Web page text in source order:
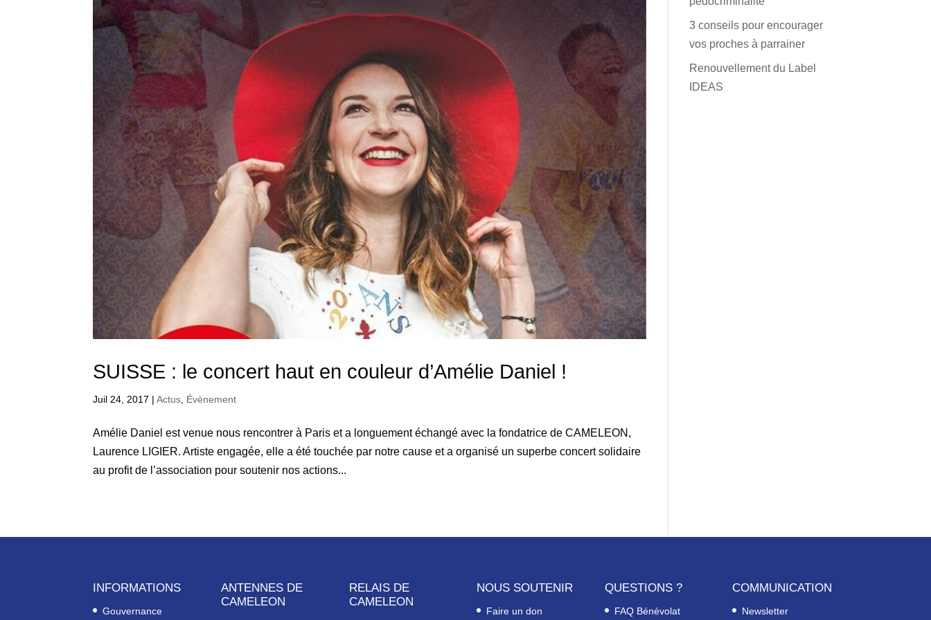
SUISSE : le concert haut en couleur d’Amélie Daniel !
Juil 24, 2017 |Actus Évènement
Amélie Daniel est venue nous rencontrer à Paris et a longuement échangé avec la fondatrice de CAMELEON,
Laurence LIGIER. Artiste engagée, elle a été touchée par notre cause et a organisé un superbe concert solidaire
au profit de l’association pour soutenir nos actions...
3 conseils pour encourager
vos proches à parrainer
Renouvellement du Label
IDEAS
INFORMATIONS
Gouvernance
ANTENNES DE
CAMELEON
RELAIS DE
CAMELEON
NOUS SOUTENIR
Faire un don
QUESTIONS ?
FAQ Bénévolat
COMMUNICATION
Newsletter